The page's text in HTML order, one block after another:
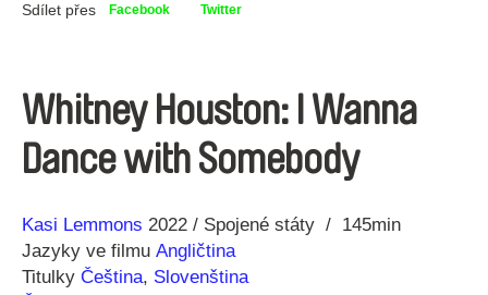
Sdílet přes Facebook Twitter
Whitney Houston: I Wanna
Dance with Somebody
Režie
Kasi Lemmons
Rok 2022 Spojené státy
145min
Jazyky ve filmu Angličtina
Titulky Čeština, Slovenština